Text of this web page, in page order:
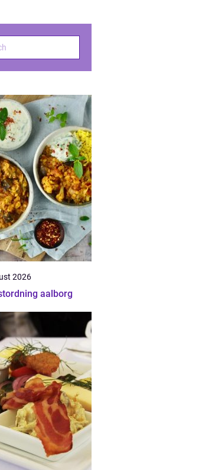
2026
aalborg